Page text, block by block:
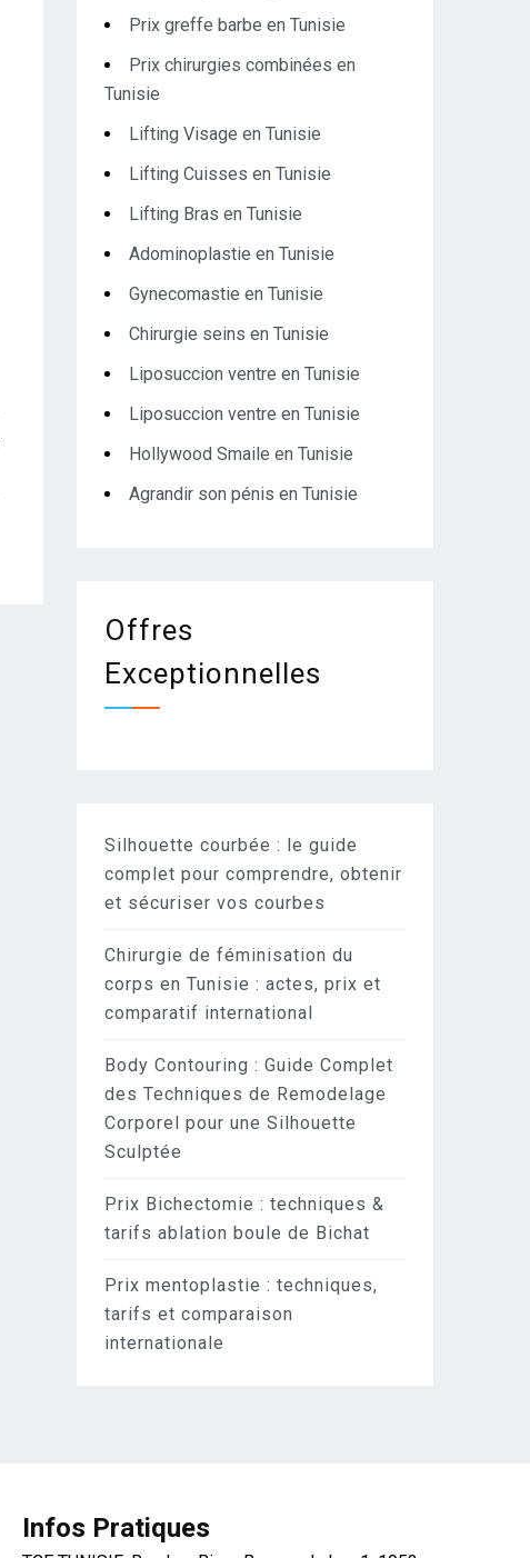
Prix greffe barbe en Tunisie
Prix chirurgies combinées en
Tunisie
Lifting Visage en Tunisie
Lifting Cuisses en Tunisie
Lifting Bras en Tunisie
Adominoplastie en Tunisie
Gynecomastie en Tunisie
Chirurgie seins en Tunisie
Liposuccion ventre en Tunisie
Liposuccion ventre en Tunisie
Hollywood Smaile en Tunisie
Agrandir son pénis en Tunisie
Offres
Exceptionnelles
Silhouette courbée : le guide
complet pour comprendre, obtenir
et sécuriser vos courbes
Chirurgie de féminisation du
corps en Tunisie : actes, prix et
comparatif international
Body Contouring : Guide Complet
des Techniques de Remodelage
Corporel pour une Silhouette
Sculptée
Prix Bichectomie : techniques &
tarifs ablation boule de Bichat
Prix mentoplastie : techniques,
tarifs et comparaison
internationale
Infos Pratiques